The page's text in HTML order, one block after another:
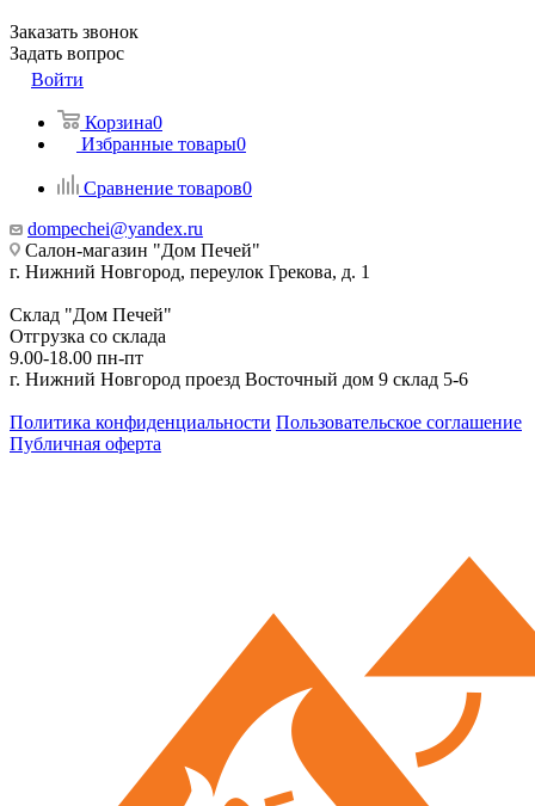
Заказать звонок
Задать вопрос
Войти
Корзина0
Избранные товары0
Сравнение товаров0
dompechei@yandex.ru
Салон-магазин "Дом Печей"
г. Нижний Новгород, переулок Грекова, д. 1
Склад "Дом Печей"
Отгрузка со склада
9.00-18.00 пн-пт
г. Нижний Новгород проезд Восточный дом 9 склад 5-6
Политика конфиденциальности Пользовательское соглашение
Публичная оферта